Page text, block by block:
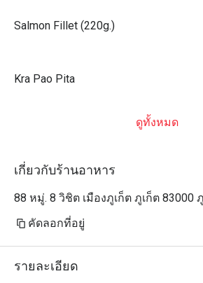
Salmon Fillet (220g.)
Kra Pao Pita
ดูทั้งหมด
เกี่ยวกับร้านอาหาร
88 หมู่. 8 วิชิต เมืองภูเก็ต ภูเก็ต 83000
คัดลอกที่อยู่
รายละเอียด